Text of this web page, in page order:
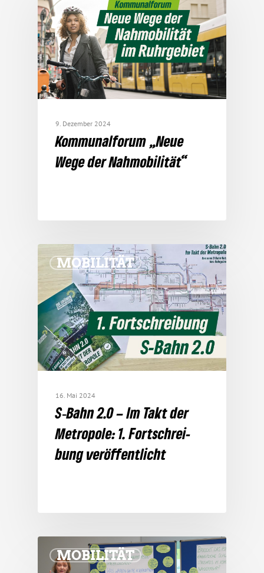
9. Dezember 2024
Kommu­nal­forum „Neue
Wege der Nahmobilität“
MOBILITÄT
16. Mai 2024
S‑Bahn 2.0 – Im Takt der
Metro­pole: 1. Fort­schrei­
bung veröffentlicht
MOBILITÄT